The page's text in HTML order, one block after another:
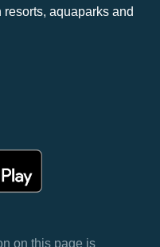
aquaparks and
on this page is